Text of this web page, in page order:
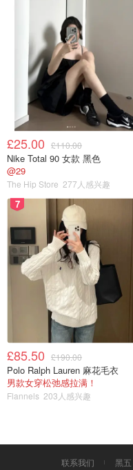
颜色上秉承着一如既往
£25.00 £110.00
Nike Total 90 女款 黑色
@29
The Hip Store 277人感兴趣
7
£85.50 £190.00
Polo Ralph Lauren 麻花毛衣
男款女穿松弛感拉满！
Flannels 203人感兴趣
联系我们 黑五